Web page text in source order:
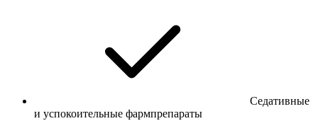
Седативные
и успокоительные фармпрепараты